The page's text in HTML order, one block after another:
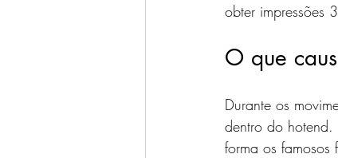
obter impressões
O que
Durante os
dentro do
forma os